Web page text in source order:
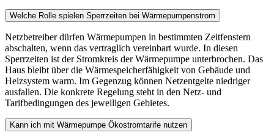
Welche Rolle spielen Sperrzeiten bei Wärmepumpenstrom
Netzbetreiber dürfen Wärmepumpen in bestimmten Zeitfenstern
abschalten, wenn das vertraglich vereinbart wurde. In diesen
Sperrzeiten ist der Stromkreis der Wärmepumpe unterbrochen. Das
Haus bleibt über die Wärmespeicherfähigkeit von Gebäude und
Heizsystem warm. Im Gegenzug können Netzentgelte niedriger
ausfallen. Die konkrete Regelung steht in den Netz- und
Tarifbedingungen des jeweiligen Gebietes.
Kann ich mit Wärmepumpe Ökostromtarife nutzen